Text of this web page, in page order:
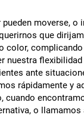
moverse, o
que
color,
nuestra
ante
rápidamente y
o